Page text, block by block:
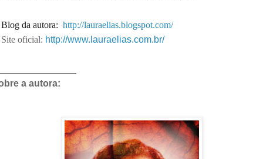
da autora: http://lauraelias.blogspot.com/
oficial: http://www.lauraelias.com.br/
a autora: